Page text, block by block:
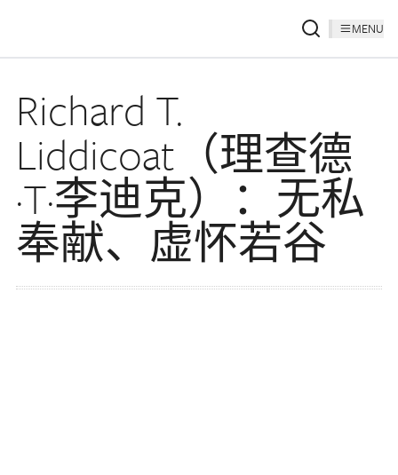
MENU
Richard T.
Liddicoat（理查德
·T·李迪克）：无私
奉献、虚怀若谷